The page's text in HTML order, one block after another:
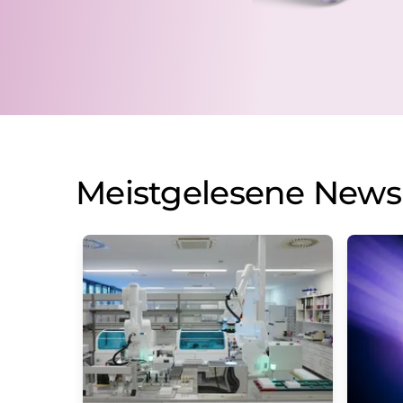
Meistgelesene News